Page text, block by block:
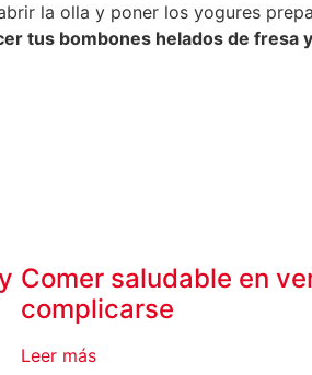
la olla y poner los yogures
tus bombones helados de fresa
Comer saludable en
complicarse
Leer más